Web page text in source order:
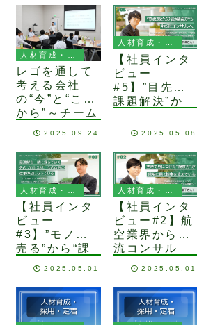
レゴを通して
考える会社
の“今”と“これ
から”～チーム
ビルディング
2025.09.24
【社員インタ
ビュー
#5】”目先の
課題解決”か
課題解決”への
理者経験から
見えた物流コ
ンサルの可能
性と必要性。
2025.05.08
【社員インタ
ビュー
#3】”モノを
売る”から“課
く力”が、次の
キャリアの武
器になった。
2025.05.01
【社員インタ
ビュー#2】航
空業界から物
流コンサル
ぶ”を支える誇
りを胸に、次
なる挑戦へ。
2025.05.01